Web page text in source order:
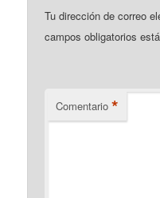
Tu dirección de correo
campos obligatorios
Comentario *